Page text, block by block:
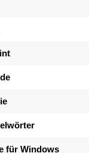
für Windows